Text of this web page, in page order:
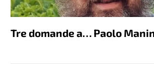
Tre domande a… Paolo